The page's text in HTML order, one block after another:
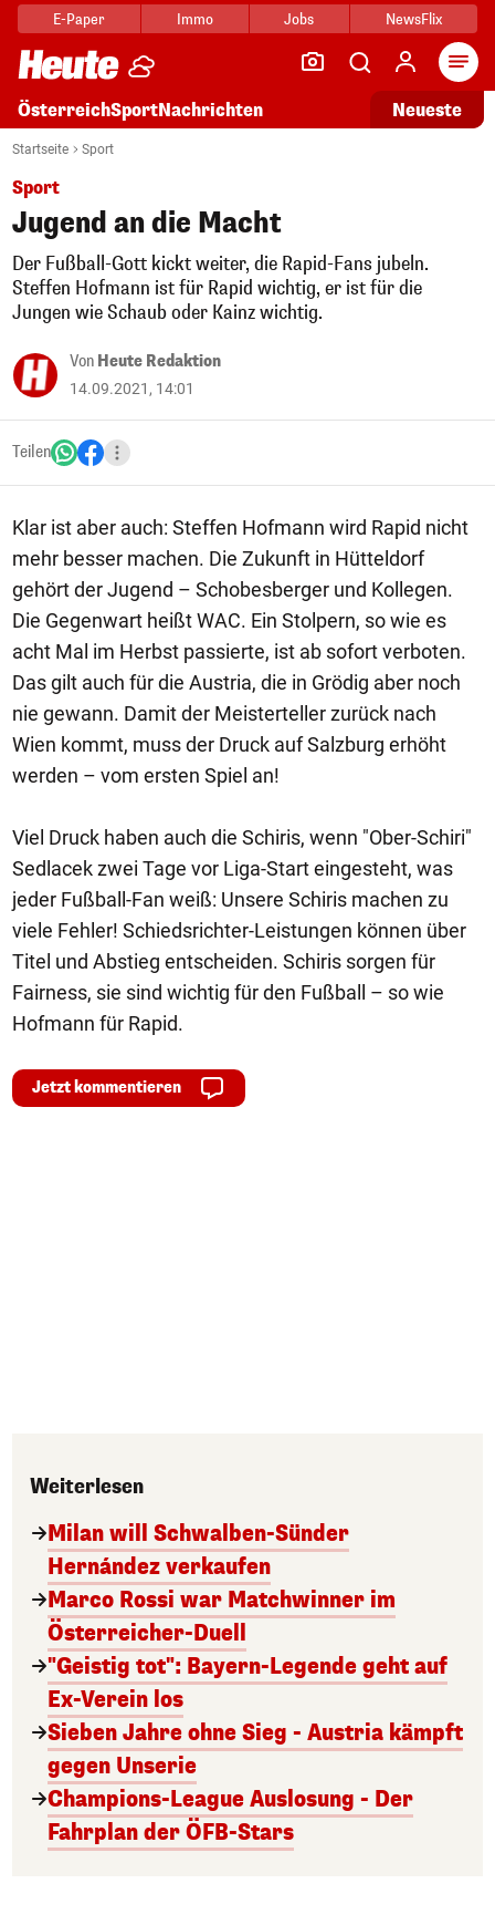
E-Paper Immo Jobs NewsFlix
ÖsterreichSportNachrichten Neueste
Startseite Sport
Sport
Jugend an die Macht
Der Fußball-Gott kickt weiter, die Rapid-Fans jubeln.
Steffen Hofmann ist für Rapid wichtig, er ist für die
Jungen wie Schaub oder Kainz wichtig.
Von Heute Redaktion
14.09.2021, 14:01
Teilen
Klar ist aber auch: Steffen Hofmann wird Rapid nicht
mehr besser machen. Die Zukunft in Hütteldorf
gehört der Jugend – Schobesberger und Kollegen.
Die Gegenwart heißt WAC. Ein Stolpern, so wie es
acht Mal im Herbst passierte, ist ab sofort verboten.
Das gilt auch für die Austria, die in Grödig aber noch
nie gewann. Damit der Meisterteller zurück nach
Wien kommt, muss der Druck auf Salzburg erhöht
werden – vom ersten Spiel an!
Viel Druck haben auch die Schiris, wenn "Ober-Schiri"
Sedlacek zwei Tage vor Liga-Start eingesteht, was
jeder Fußball-Fan weiß: Unsere Schiris machen zu
viele Fehler! Schiedsrichter-Leistungen können über
Titel und Abstieg entscheiden. Schiris sorgen für
Fairness, sie sind wichtig für den Fußball – so wie
Hofmann für Rapid.
Jetzt kommentieren
Weiterlesen
Milan will Schwalben-Sünder
Hernández verkaufen
Marco Rossi war Matchwinner im
Österreicher-Duell
"Geistig tot": Bayern-Legende geht auf
Ex-Verein los
Sieben Jahre ohne Sieg - Austria kämpft
gegen Unserie
Champions-League Auslosung - Der
Fahrplan der ÖFB-Stars